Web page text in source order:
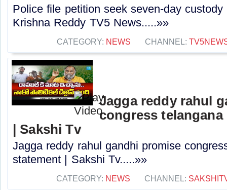
Police file petition seek seven-day
Krishna Reddy TV5 News.....»»
CATEGORY: NEWS CHANNEL:
Jagga reddy rahul
congress
| Sakshi Tv
Jagga reddy rahul gandhi promise
statement | Sakshi Tv.....»»
CATEGORY: NEWS CHANNEL: